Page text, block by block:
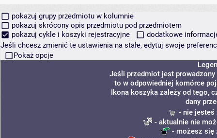
pokazuj grupy przedmiotu w kolumnie
pokazuj skrócony opis przedmiotu pod przedmiotem
pokazuj cykle i koszyki rejestracyjne
dodatkowe
Jeśli chcesz zmienić te ustawienia na stałe, edytuj swoje
Pokaż opcje
Jeśli przedmiot jest prowadzony
to w odpowiedniej komórce
Ikona koszyka zależy od tego,
dany
- nie jesteś
- aktualnie nie
- możesz się